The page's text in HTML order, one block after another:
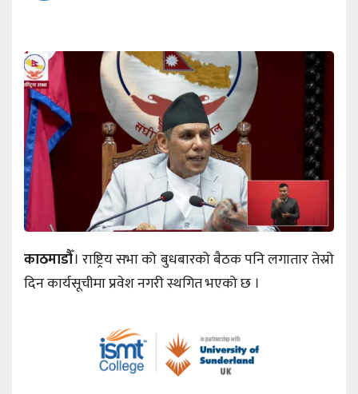
काठमाडौँ। राष्ट्रिय सभा को बुधबारको बैठक पनि लगातार तेस्रो
दिन कार्यसूचीमा प्रवेश नगरी स्थगित भएको छ ।